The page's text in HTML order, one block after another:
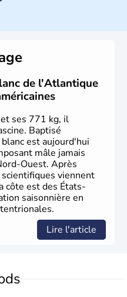
succédées avant l'arrivée
du continent par
Les 13 colonies
d'indépendance
constitution en 1787.
ensuite l'entrée dans une
de l'Atlantique
ses 771 kg, il
Baptisé
est aujourd'hui
mâle jamais
Ouest. Après
viennent
côte est des États-
saisonnière en
Lire l'article